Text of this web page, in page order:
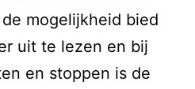
mogelijkheid bied
uit te lezen en bij
en stoppen is de